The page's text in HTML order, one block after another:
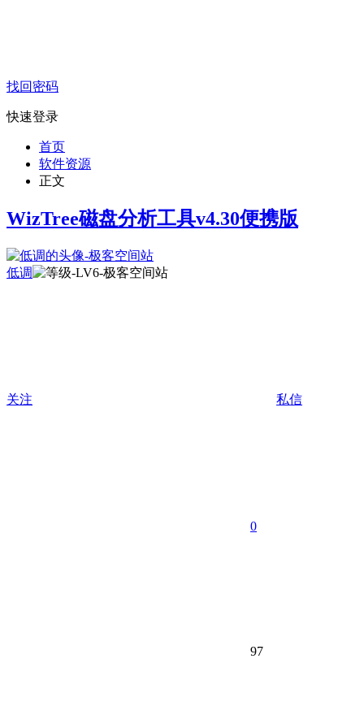
找回密码
快速登录
首页
软件资源
正文
WizTree磁盘分析工具v4.30便携版
低调
关注 私信
0
97